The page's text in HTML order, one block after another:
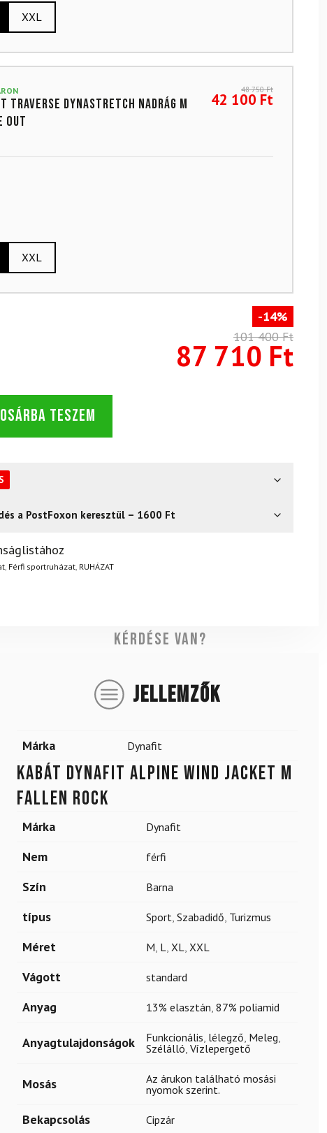
XXL
Traverse Dynastretch Nadrág M
Out
48 750Ft
42 100 Ft
XXL
-14%
101 400 Ft
87 710 Ft
TESZEM
a PostFoxon keresztül – 1600 Ft
Semmi gond – a terméket egyszerűen visszaküldheti 14
Mik a visszaküldés feltételei?
, Férfi sportruházat, RUHÁZAT
Kérdése van?
JELLEMZŐK
Márka Dynafit
Kabát DYNAFIT Alpine Wind Jacket M
Fallen Rock
Márka Dynafit
Nem férfi
Szín Barna
típus Sport, Szabadidő, Turizmus
Méret M, L, XL, XXL
Vágott standard
Anyag 13% elasztán, 87% poliamid
Anyagtulajdonságok Funkcionális, lélegző, Meleg,
Szélálló, Vízlepergető
Mosás
Az árukon található mosási
nyomok szerint.
Bekapcsolás Cipzár